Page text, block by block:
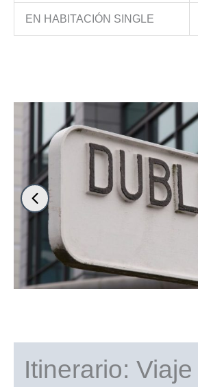
EN HABITACIÓN SINGLE
Itinerario: